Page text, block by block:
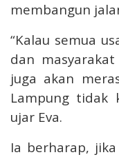
membangun
“Kalau semua
dan
juga akan
Lampung tidak
ujar Eva.
Ia berharap,